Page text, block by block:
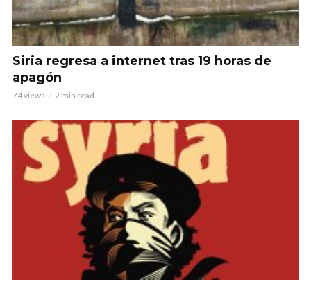
Siria regresa a internet tras 19 horas de
apagón
74 views 2 min read